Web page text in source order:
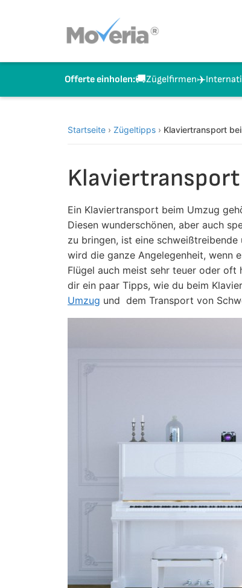
Offerte einholen:🚚Zügelfirmen✈️
Startseite › Zügeltipps › Klaviertransport
Klaviertransport
Ein Klaviertransport beim Umzug
Diesen wunderschönen, aber auch
zu bringen, ist eine
wird die ganze Angelegenheit, wenn
Flügel auch meist sehr teuer oder
dir ein paar Tipps, wie du beim
Umzug und dem Transport von